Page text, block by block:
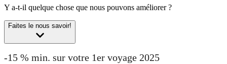
Y a-t-il quelque chose que nous pouvons améliorer ?
Faites le nous savoir!
-15 % min. sur votre 1er voyage 2025